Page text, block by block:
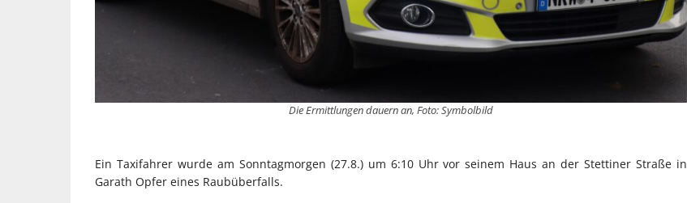
Die Ermittlungen dauern an, Foto: Symbolbild
Ein Taxifahrer wurde am Sonntagmorgen (27.8.) um 6:10 Uhr vor seinem Haus an der Stettiner Straße in
Garath Opfer eines Raubüberfalls.